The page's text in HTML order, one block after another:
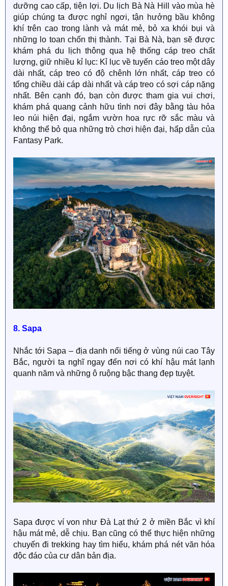
dưỡng cao cấp, tiện lợi. Du lịch Bà Nà Hill vào mùa hè
giúp chúng ta được nghỉ ngơi, tận hưởng bầu không
khí trên cao trong lành và mát mẻ, bỏ xa khói bụi và
những lo toan chốn thị thành. Tại Bà Nà, bạn sẽ được
khám phá du lịch thông qua hệ thống cáp treo chất
lượng, giữ nhiều kỉ lục: Kỉ lục về tuyến cáo treo một dây
dài nhất, cáp treo có độ chênh lớn nhất, cáp treo có
tổng chiều dài cáp dài nhất và cáp treo có sợi cáp nặng
nhất. Bên cạnh đó, bạn còn được tham gia vui chơi,
khám phá quang cảnh hữu tình nơi đây bằng tàu hỏa
leo núi hiện đại, ngắm vườn hoa rực rỡ sắc màu và
không thể bỏ qua những trò chơi hiện đại, hấp dẫn của
Fantasy Park.
8. Sapa
Nhắc tới Sapa – địa danh nổi tiếng ở vùng núi cao Tây
Bắc, người ta nghĩ ngay đến nơi có khí hậu mát lạnh
quanh năm và những ô ruộng bậc thang đẹp tuyệt.
Sapa được ví von như Đà Lạt thứ 2 ở miền Bắc vì khí
hậu mát mẻ, dễ chịu. Bạn cũng có thể thực hiện những
chuyến đi trekking hay tìm hiểu, khám phá nét văn hóa
độc đáo của cư dân bản địa.